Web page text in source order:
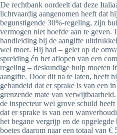
De rechtbank oordeelt dat deze
lichtvaardig aangenomen heeft dat
begunstigende 30%-regeling, zijn
vermogen niet hoefde aan te
handleiding bij de aangifte
wel moet. Hij had – gelet op de
spreiding én het aflopen van een
regeling – deskundige hulp moeten
aangifte. Door dit na te laten, heeft
gehandeld dat er sprake is van een
grenzende mate van
de inspecteur wel grove schuld
dat er sprake is van een
het begane vergrijp en de
boetes daarom naar een totaal van €